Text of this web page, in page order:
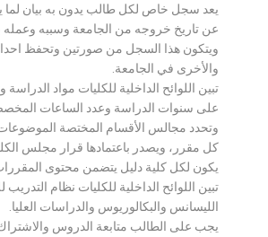
يعد سجل خاص لكل طالب يدون به بيان لما
عن تاريخ خروجه من الجامعة وسببه وعمله
ويتكون هذا السجل من صورتين وتحفظ
والأخرى في الجامعة.
تبين اللوائح الداخلية للكليات مواد الدراسة
على سنوات الدراسة وعدد الساعات
وتحدد مجالس الأقسام المختصة
كل مقرر، ويصدر باعتمادها قرار مجلس
يكون لكل كلية دليل يتضمن محتوى
تبين اللوائح الداخلية للكليات نظام
الليسانس والبكالوريوس والدراسات العليا.
يجب على الطالب متابعة الدروس